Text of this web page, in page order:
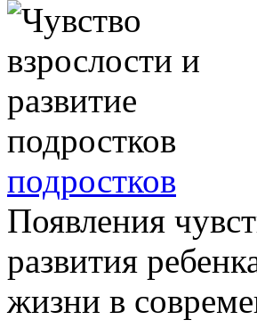
подростков
Появления
развития
жизни в